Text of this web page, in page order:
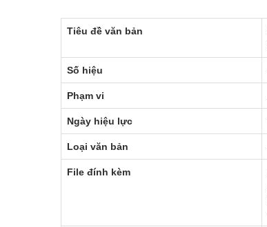
Tiêu đề văn bản
Số hiệu
Phạm vi
Ngày hiệu lực
Loại văn bản
File đính kèm